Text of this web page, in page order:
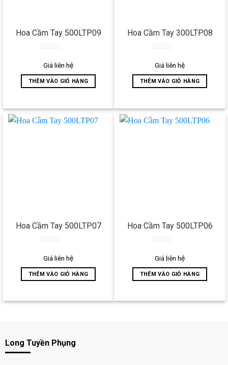
Hoa Cầm Tay 500LTP09
out
5
Giá liên hệ
THÊM VÀO GIỎ HÀNG
Hoa Cầm Tay 300LTP08
out
5
Giá liên hệ
THÊM VÀO GIỎ HÀNG
Hoa Cầm Tay 500LTP07
out
5
Giá liên hệ
THÊM VÀO GIỎ HÀNG
Hoa Cầm Tay 500LTP06
out
5
Giá liên hệ
THÊM VÀO GIỎ HÀNG
Long Tuyền Phụng